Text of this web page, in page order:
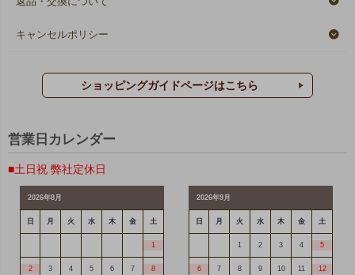
キャンセルポリシー
ショッピングガイドページはこちら
営業日カレンダー
■土日祝 弊社定休日
2026年8月
日 月 火 水 木 金 土
1
2 3 4 5 6 7 8
2026年9月
日 月 火 水 木 金 土
1 2 3 4 5
6 7 8 9 10 11 12